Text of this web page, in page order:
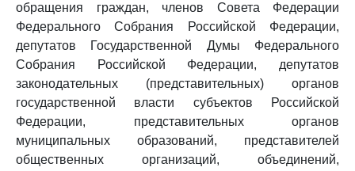
обращения граждан, членов Совета Федерации
Федерального Собрания Российской Федерации,
депутатов Государственной Думы Федерального
Собрания Российской Федерации, депутатов
законодательных (представительных) органов
государственной власти субъектов Российской
Федерации, представительных органов
муниципальных образований, представителей
общественных организаций, объединений,